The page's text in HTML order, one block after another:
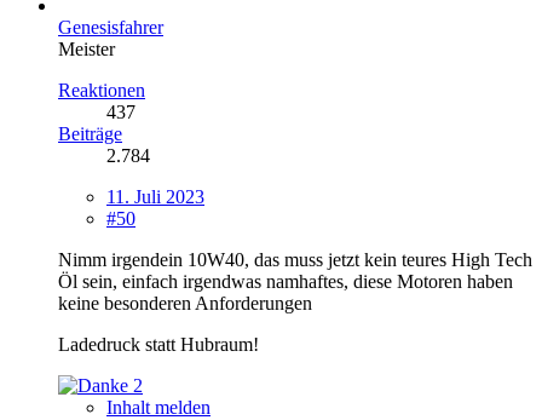
Genesisfahrer
Meister
Reaktionen
437
Beiträge
2.784
11. Juli 2023
#50
Nimm irgendein 10W40, das muss jetzt kein teures High Tech
Öl sein, einfach irgendwas namhaftes, diese Motoren haben
keine besonderen Anforderungen
Ladedruck statt Hubraum!
2
Inhalt melden